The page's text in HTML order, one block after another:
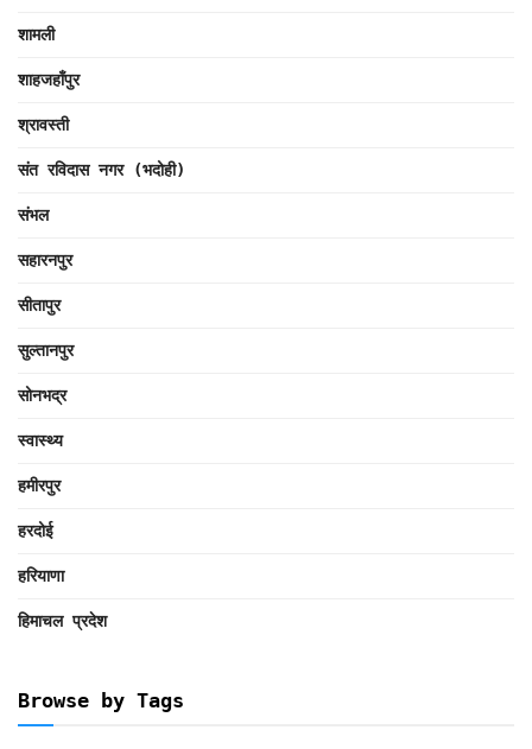
शामली
शाहजहाँपुर
श्रावस्ती
संत रविदास नगर (भदोही)
संभल
सहारनपुर
सीतापुर
सुल्तानपुर
सोनभद्र
स्वास्थ्य
हमीरपुर
हरदोई
हरियाणा
हिमाचल प्रदेश
Browse by Tags